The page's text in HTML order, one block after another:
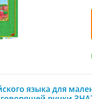
языка для